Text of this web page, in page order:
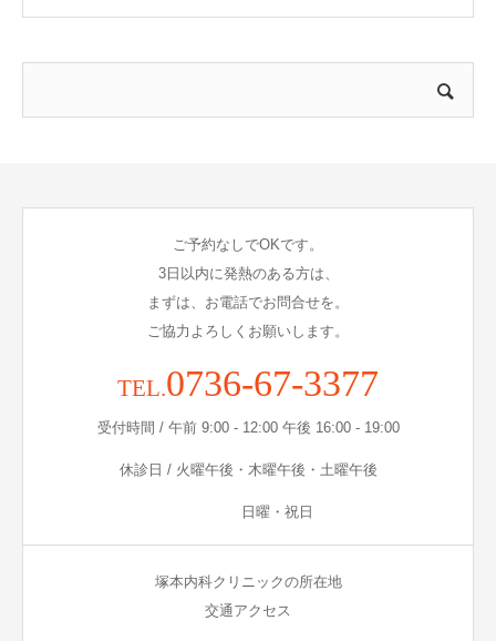
ご予約なしでOKです。
3日以内に発熱のある方は、
まずは、お電話でお問合せを。
ご協力よろしくお願いします。
TEL.0736-67-3377
受付時間 / 午前 9:00 - 12:00 午後 16:00 - 19:00
休診日 / 火曜午後・木曜午後・土曜午後
日曜・祝日
塚本内科クリニックの所在地
交通アクセス